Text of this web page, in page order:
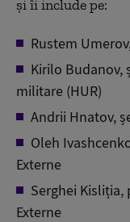
și îi include pe:
Rustem
Kirilo Budanov,
militare (HUR)
Andrii Hnatov,
Oleh
Externe
Serghei
Externe